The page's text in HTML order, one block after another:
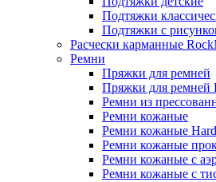
Подтяжки
Подтяжки с
Расчески карманные
Ремни
Пряжки для ремней
Пряжки для ремней
Ремни из
Ремни кожаные
Ремни кожаные
Ремни кожаные
Ремни кожаные с
Ремни кожаные с